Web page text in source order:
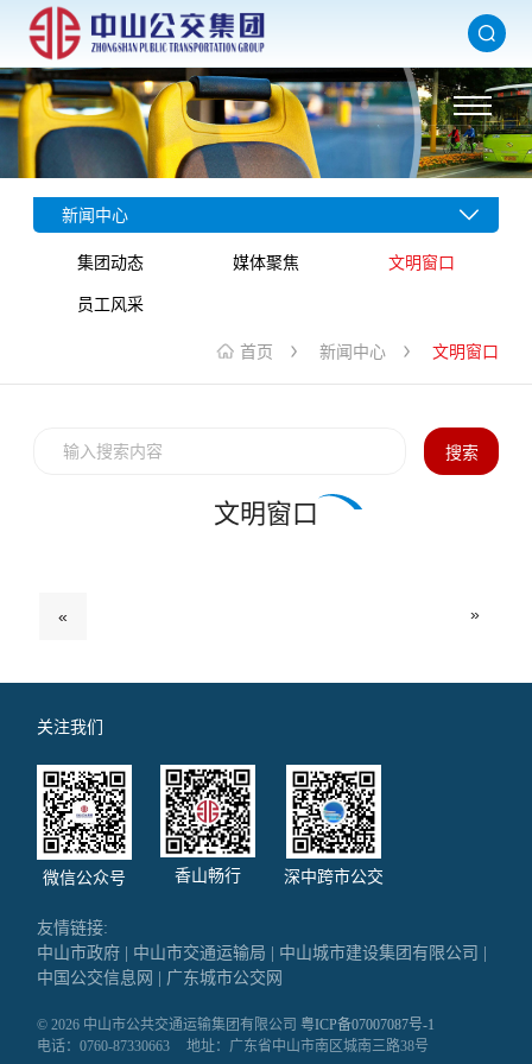
新闻中心
集团动态 媒体聚焦 文明窗口
员工风采
首页 新闻中心 文明窗口
搜索
文明窗口
« »
关注我们
微信公众号 香山畅行 深中跨市公交
友情链接:
中山市政府
中山市交通运输局 中山城市建设集团有限公司
中国公交信息网
广东城市公交网
© 2026 中山市公共交通运输集团有限公司粤ICP备07007087号-1
电话：0760-87330663
地址：广东省中山市南区城南三路38号